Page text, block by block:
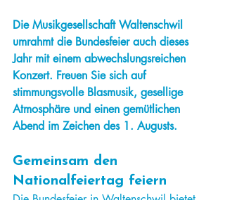
Die Musikgesellschaft Waltenschwil
umrahmt die Bundesfeier auch dieses
Jahr mit einem abwechslungsreichen
Konzert. Freuen Sie sich auf
stimmungsvolle Blasmusik, gesellige
Atmosphäre und einen gemütlichen
Abend im Zeichen des 1. Augusts.
Gemeinsam den
Nationalfeiertag feiern